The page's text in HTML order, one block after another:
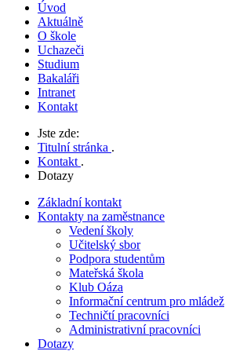
Úvod
Aktuálně
O škole
Uchazeči
Studium
Bakaláři
Intranet
Kontakt
Jste zde:
Titulní stránka .
Kontakt .
Dotazy
Základní kontakt
Kontakty na zaměstnance
Vedení školy
Učitelský sbor
Podpora studentům
Mateřská škola
Klub Oáza
Informační centrum pro mládež
Techničtí pracovníci
Administrativní pracovníci
Dotazy